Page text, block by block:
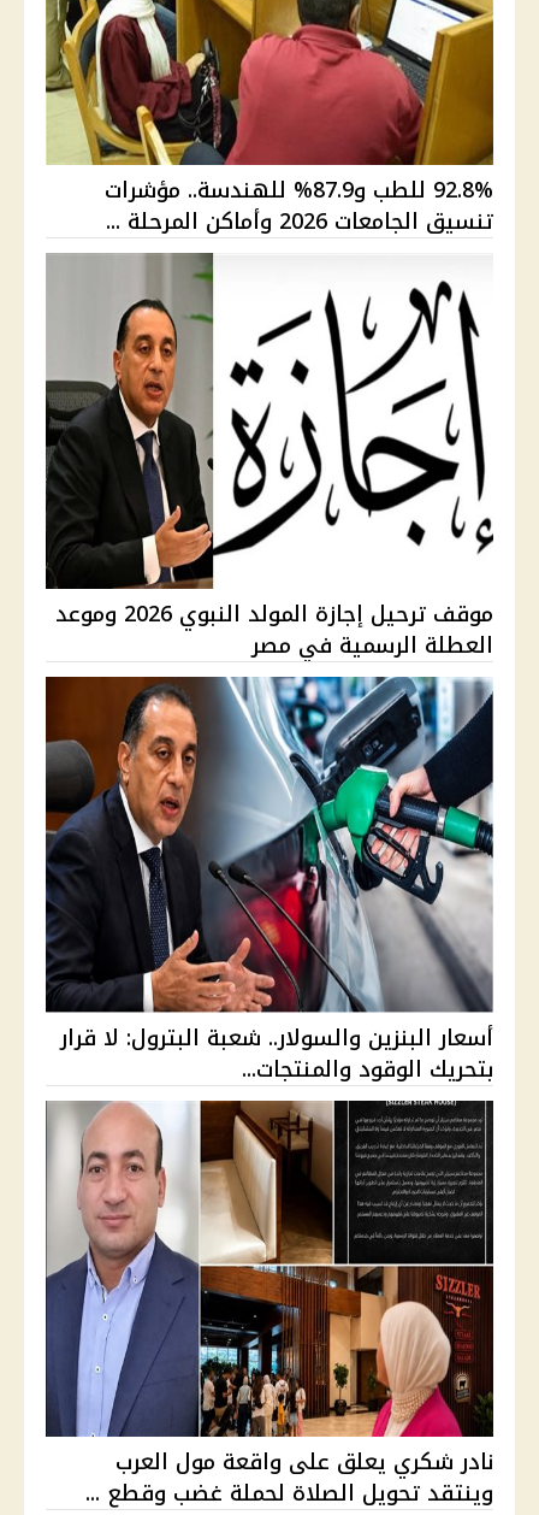
92.8% للطب و87.9% للهندسة.. مؤشرات
تنسيق الجامعات 2026 وأماكن المرحلة ...
موقف ترحيل إجازة المولد النبوي 2026 وموعد
العطلة الرسمية في مصر
أسعار البنزين والسولار.. شعبة البترول: لا قرار
بتحريك الوقود والمنتجات...
نادر شكري يعلق على واقعة مول العرب
وينتقد تحويل الصلاة لحملة غضب وقطع ...